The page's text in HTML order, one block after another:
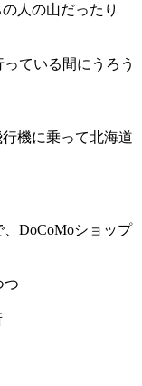
人の山だったり
ている間にうろう
機に乗って北海道
DoCoMoショップ
つ